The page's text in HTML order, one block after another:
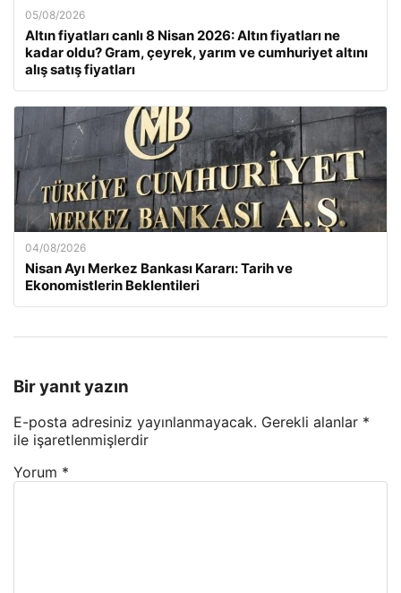
05/08/2026
Altın fiyatları canlı 8 Nisan 2026: Altın fiyatları ne
kadar oldu? Gram, çeyrek, yarım ve cumhuriyet altını
alış satış fiyatları
04/08/2026
Nisan Ayı Merkez Bankası Kararı: Tarih ve
Ekonomistlerin Beklentileri
Bir yanıt yazın
E-posta adresiniz yayınlanmayacak. Gerekli alanlar *
ile işaretlenmişlerdir
Yorum *